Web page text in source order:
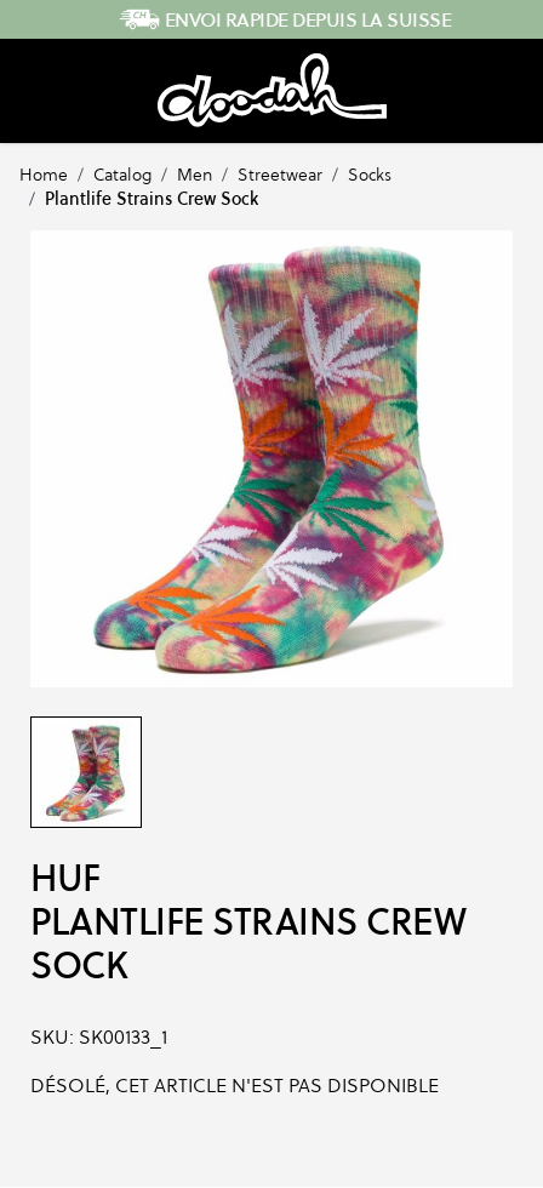
Skip to Content ENVOI RAPIDE DEPUIS LA SUISSE
Home / Catalog / Men / Streetwear / Socks
/ Plantlife Strains Crew Sock
HUF
PLANTLIFE STRAINS CREW
SOCK
SKU: SK00133_1
DÉSOLÉ, CET ARTICLE N'EST PAS DISPONIBLE